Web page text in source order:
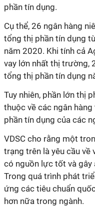
phần tín dụng.
Cụ thể, 26 ngân hàng
tổng thị phần tín dụng
năm 2020. Khi tính cả
vay lớn nhất thị trường,
tổng thị phần tín dụng
Tuy nhiên, phần lớn thị
thuộc về các ngân
phần tín dụng của các
VDSC cho rằng một
trạng trên là yêu cầu về
có nguồn lực tốt và gây
Trong quá trình phát
ứng các tiêu chuẩn
hơn nữa trong ngành.